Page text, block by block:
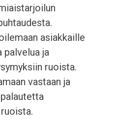
asiakkaille
ja
ruoista.
vastaan ja